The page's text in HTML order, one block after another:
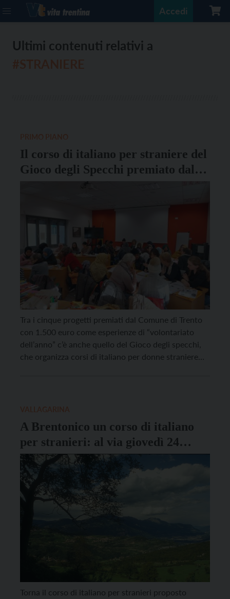
Accedi
Ultimi contenuti relativi a
Il corso di italiano per straniere del
Gioco degli Specchi premiato dal
Comune di Trento
Tra i cinque progetti premiati dal Comune di Trento
con 1.500 euro come esperienze di “volontariato
dell’anno” c’è anche quello del Gioco degli specchi,
che organizza corsi di italiano per donne straniere
A Brentonico un corso di italiano
per stranieri: al via giovedì 24
febbraio
Torna il corso di italiano per stranieri proposto